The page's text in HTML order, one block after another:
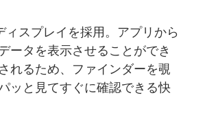
スプレイを採用。アプリから
ータを表示させることができ
れるため、ファインダーを覗
ッと見てすぐに確認できる快